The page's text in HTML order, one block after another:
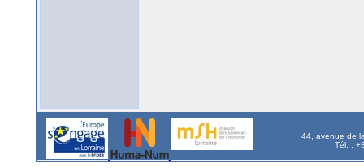
44, avenue de
Tél. :